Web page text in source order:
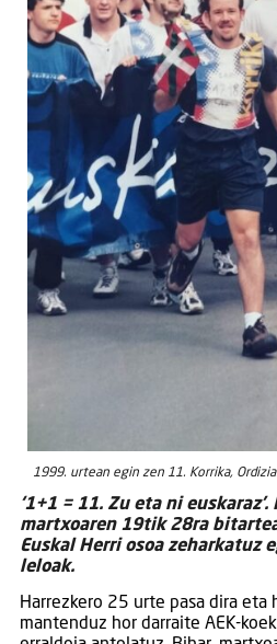
1999. urtean egin zen 11. Korrika,
‘1+1 = 11. Zu eta ni
martxoaren 19tik 28ra
Euskal Herri osoa zeharkatuz
leloak.
Harrezkero 25 urte pasa dira eta
mantenduz hor darraite AEK-